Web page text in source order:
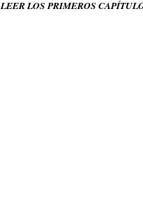
LEER LOS PRIMEROS